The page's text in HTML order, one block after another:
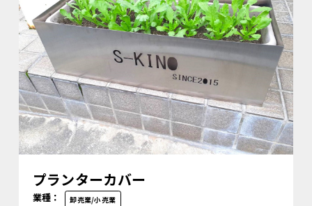
プランターカバー
業種： 卸売業/小売業